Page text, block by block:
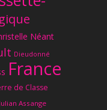
Néant
Dieudonné
France
de Classe
Julian Assange